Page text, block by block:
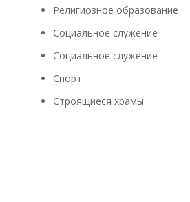
Религиозное образование
Социальное служение
Социальное служение
Спорт
Строящиеся храмы